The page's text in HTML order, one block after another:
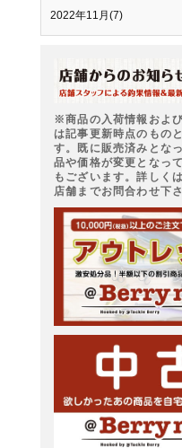
2022年11月(7)
※商品の入荷情報およ
は記事更新時点のもの
す。既に販売済みとな
品や価格が変更となっ
もございます。詳しく
店舗までお問合わせ下さ